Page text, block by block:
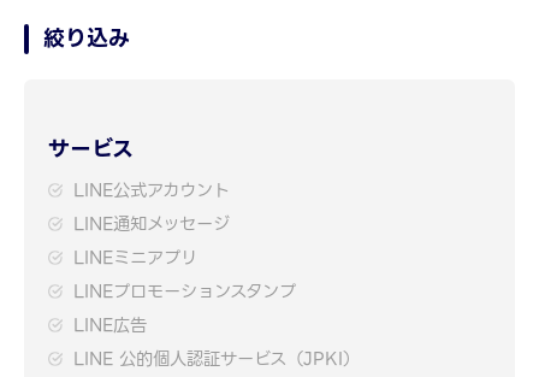
絞り込み
サービス
LINE公式アカウント
LINE通知メッセージ
LINEミニアプリ
LINEプロモーションスタンプ
LINE広告
LINE 公的個人認証サービス（JPKI）